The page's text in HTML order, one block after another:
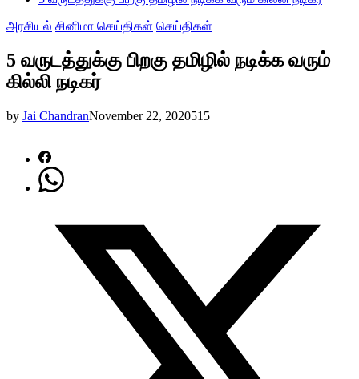
அரசியல் சினிமா செய்திகள் செய்திகள்
5 வருடத்துக்கு பிறகு தமிழில் நடிக்க வரும்
கில்லி நடிகர்
by Jai ChandranNovember 22, 2020515